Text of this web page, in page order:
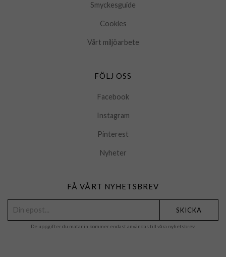
Smyckesguide
Cookies
Vårt miljöarbete
FÖLJ OSS
Facebook
Instagram
Pinterest
Nyheter
FÅ VÅRT NYHETSBREV
SKICKA
De uppgifter du matar in kommer endast användas till våra nyhetsbrev.